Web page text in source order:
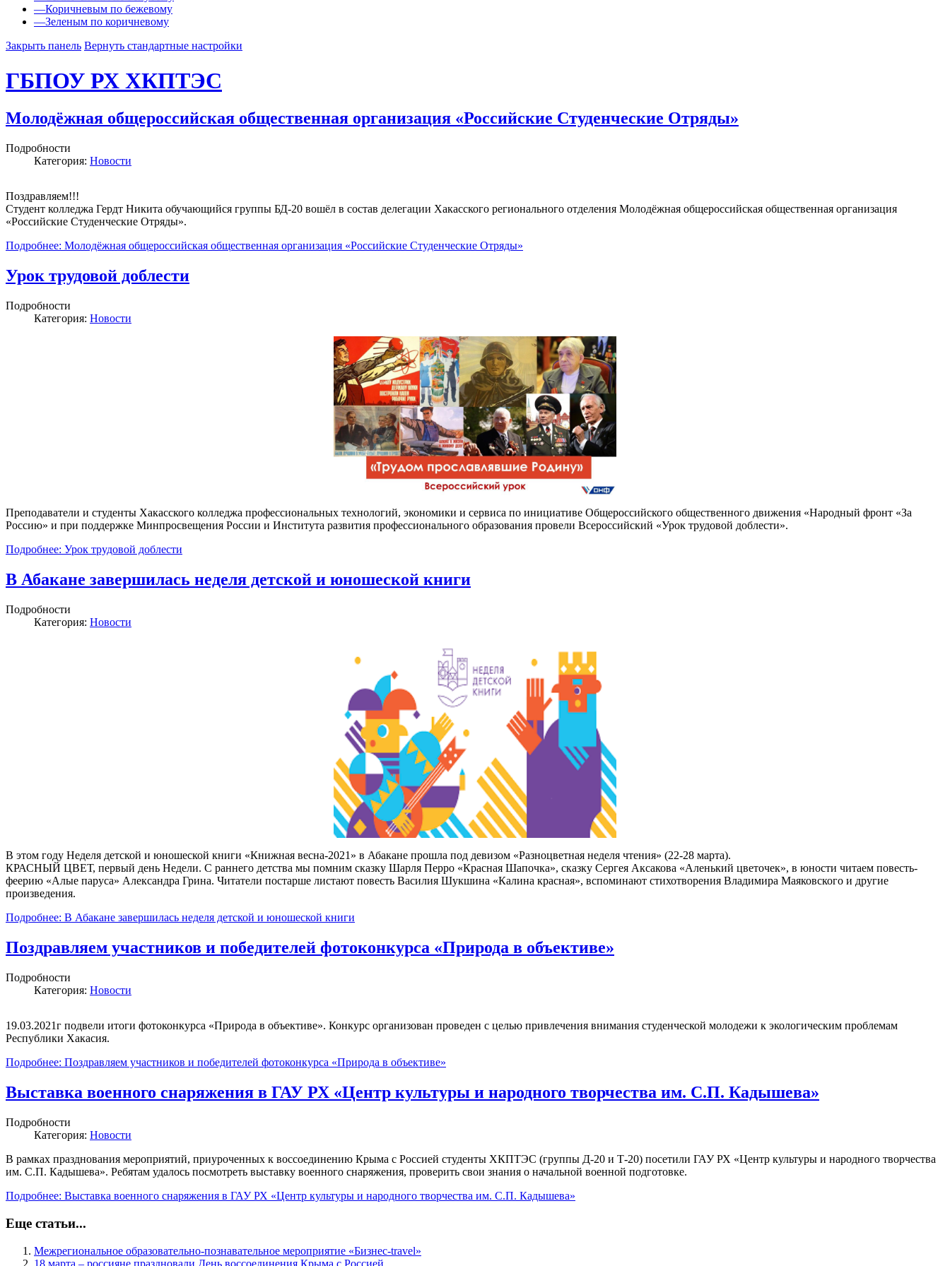
—Коричневым по бежевому
—Зеленым по коричневому
Закрыть панель Вернуть стандартные настройки
ГБПОУ РХ ХКПТЭС
Молодёжная общероссийская общественная организация «Российские Студенческие Отряды»
Подробности
Категория: Новости
Поздравляем!!!
Студент колледжа Гердт Никита обучающийся группы БД-20 вошёл в состав делегации Хакасского регионального отделения Молодёжная общероссийская общественная организация
«Российские Студенческие Отряды».
Подробнее: Молодёжная общероссийская общественная организация «Российские Студенческие Отряды»
Урок трудовой доблести
Подробности
Категория: Новости
Преподаватели и студенты Хакасского колледжа профессиональных технологий, экономики и сервиса по инициативе Общероссийского общественного движения «Народный фронт «За
Россию» и при поддержке Минпросвещения России и Института развития профессионального образования провели Всероссийский «Урок трудовой доблести».
Подробнее: Урок трудовой доблести
В Абакане завершилась неделя детской и юношеской книги
Подробности
Категория: Новости
В этом году Неделя детской и юношеской книги «Книжная весна-2021» в Абакане прошла под девизом «Разноцветная неделя чтения» (22-28 марта).
КРАСНЫЙ ЦВЕТ, первый день Недели. С раннего детства мы помним сказку Шарля Перро «Красная Шапочка», сказку Сергея Аксакова «Аленький цветочек», в юности читаем повесть-
феерию «Алые паруса» Александра Грина. Читатели постарше листают повесть Василия Шукшина «Калина красная», вспоминают стихотворения Владимира Маяковского и другие
произведения.
Подробнее: В Абакане завершилась неделя детской и юношеской книги
Поздравляем участников и победителей фотоконкурса «Природа в объективе»
Подробности
Категория: Новости
19.03.2021г подвели итоги фотоконкурса «Природа в объективе». Конкурс организован проведен с целью привлечения внимания студенческой молодежи к экологическим проблемам
Республики Хакасия.
Подробнее: Поздравляем участников и победителей фотоконкурса «Природа в объективе»
Выставка военного снаряжения в ГАУ РХ «Центр культуры и народного творчества им. С.П. Кадышева»
Подробности
Категория: Новости
В рамках празднования мероприятий, приуроченных к воссоединению Крыма с Россией студенты ХКПТЭС (группы Д-20 и Т-20) посетили ГАУ РХ «Центр культуры и народного творчества
им. С.П. Кадышева». Ребятам удалось посмотреть выставку военного снаряжения, проверить свои знания о начальной военной подготовке.
Подробнее: Выставка военного снаряжения в ГАУ РХ «Центр культуры и народного творчества им. С.П. Кадышева»
Еще статьи...
Межрегиональное образовательно-познавательное мероприятие «Бизнес-travel»
18 марта – россияне праздновали День воссоединения Крыма с Россией